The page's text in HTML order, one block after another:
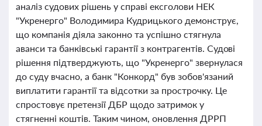
аналіз судових рішень у справі ексголови НЕК
"Укренерго" Володимира Кудрицького демонструє,
що компанія діяла законно та успішно стягнула
аванси та банківські гарантії з контрагентів. Судові
рішення підтверджують, що "Укренерго" звернулася
до суду вчасно, а банк "Конкорд" був зобов'язаний
виплатити гарантії та відсотки за прострочку. Це
спростовує претензії ДБР щодо затримок у
стягненні коштів. Таким чином, оновлення ДРРП